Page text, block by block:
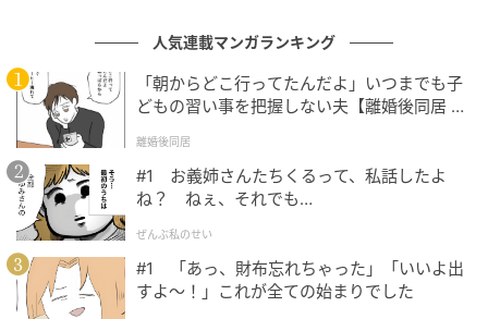
人気連載マンガランキング
「朝からどこ行ってたんだよ」いつまでも子
どもの習い事を把握しない夫【離婚後同居 Vo
離婚後同居
#1 お義姉さんたちくるって、私話したよ
ね？ ねぇ、それでも…
ぜんぶ私のせい
#1 「あっ、財布忘れちゃった」「いいよ出
すよ〜！」これが全ての始まりでした